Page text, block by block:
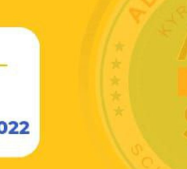
Ачык билим берүү
ресурстары
Онлайн конференциялар
жана вебинарлар